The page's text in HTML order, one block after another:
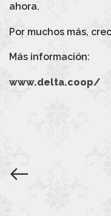
ahora.
Por muchos más,
Más información:
www.delta.coop/